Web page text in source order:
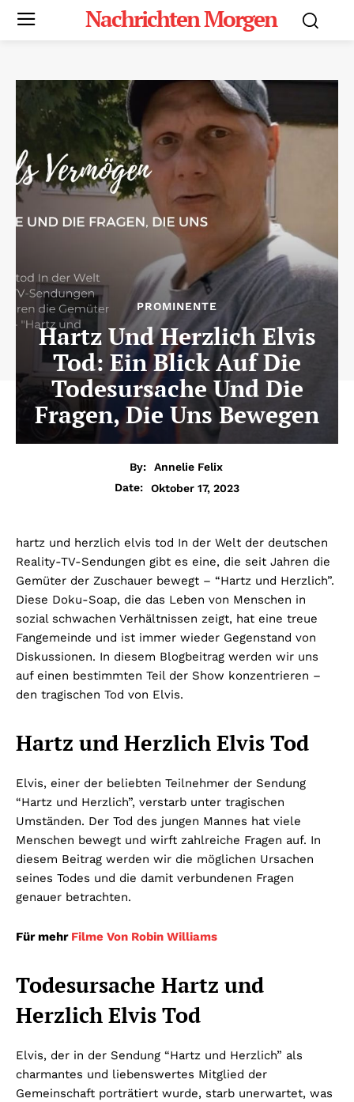
Nachrichten Morgen
PROMINENTE
Hartz Und Herzlich Elvis
Tod: Ein Blick Auf Die
Todesursache Und Die
Fragen, Die Uns Bewegen
By:
Annelie Felix
Date:
Oktober 17, 2023
hartz und herzlich elvis tod In der Welt der deutschen
Reality-TV-Sendungen gibt es eine, die seit Jahren die
Gemüter der Zuschauer bewegt – “Hartz und Herzlich”.
Diese Doku-Soap, die das Leben von Menschen in
sozial schwachen Verhältnissen zeigt, hat eine treue
Fangemeinde und ist immer wieder Gegenstand von
Diskussionen. In diesem Blogbeitrag werden wir uns
auf einen bestimmten Teil der Show konzentrieren –
den tragischen Tod von Elvis.
Hartz und Herzlich Elvis Tod
Elvis, einer der beliebten Teilnehmer der Sendung
“Hartz und Herzlich”, verstarb unter tragischen
Umständen. Der Tod des jungen Mannes hat viele
Menschen bewegt und wirft zahlreiche Fragen auf. In
diesem Beitrag werden wir die möglichen Ursachen
seines Todes und die damit verbundenen Fragen
genauer betrachten.
Für mehr Filme Von Robin Williams
Todesursache Hartz und
Herzlich Elvis Tod
Elvis, der in der Sendung “Hartz und Herzlich” als
charmantes und liebenswertes Mitglied der
Gemeinschaft porträtiert wurde, starb unerwartet, was